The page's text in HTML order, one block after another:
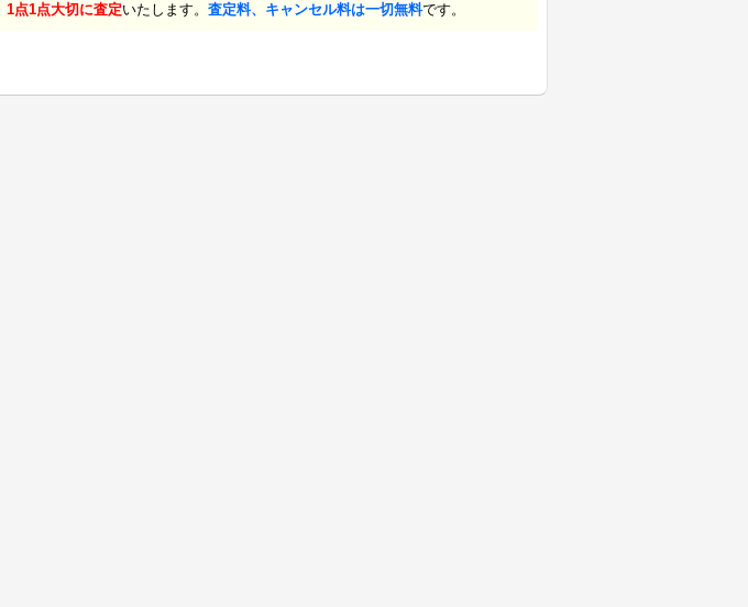
1点1点大切に査定いたします。 査定料、キャンセル料は一切無料です。